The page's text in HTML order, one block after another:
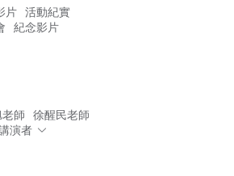
片
活動紀實
紀念影片
師
徐醒民老師
演者